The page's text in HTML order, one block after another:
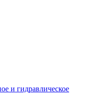
и гидравлическое